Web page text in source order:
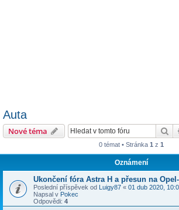
Auta
Nové téma
0 témat • Stránka 1 z 1
Oznámení
Ukončení fóra Astra H a přesun na
Poslední příspěvek od Luigy87 « 01 dub 2020,
Napsal v Pokec
Odpovědi: 4